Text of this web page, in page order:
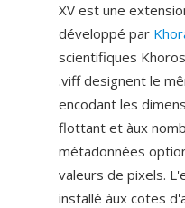
XV est une
développé par
scientifiques
.viff designent le
encodant les
flottant et àux
métadonnées
valeurs de pixels.
installé àux cotes